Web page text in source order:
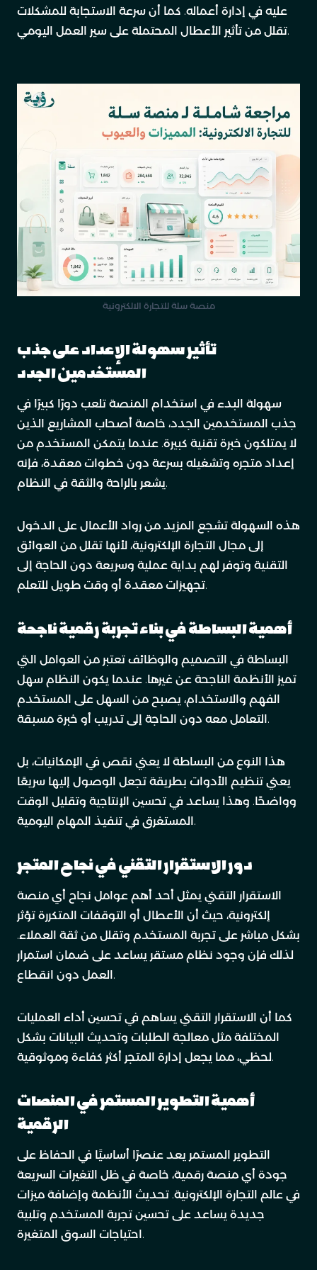
عليه في إدارة أعماله. كما أن سرعة الاستجابة للمشكلات
تقلل من تأثير الأعطال المحتملة على سير العمل اليومي.
منصة سلة للتجارة الالكترونية
تأثير سهولة الإعداد على جذب
المستخدمين الجدد
سهولة البدء في استخدام المنصة تلعب دورًا كبيرًا في
جذب المستخدمين الجدد، خاصة أصحاب المشاريع الذين
لا يمتلكون خبرة تقنية كبيرة. عندما يتمكن المستخدم من
إعداد متجره وتشغيله بسرعة دون خطوات معقدة، فإنه
يشعر بالراحة والثقة في النظام.
هذه السهولة تشجع المزيد من رواد الأعمال على الدخول
إلى مجال التجارة الإلكترونية، لأنها تقلل من العوائق
التقنية وتوفر لهم بداية عملية وسريعة دون الحاجة إلى
تجهيزات معقدة أو وقت طويل للتعلم.
أهمية البساطة في بناء تجربة رقمية ناجحة
البساطة في التصميم والوظائف تعتبر من العوامل التي
تميز الأنظمة الناجحة عن غيرها. عندما يكون النظام سهل
الفهم والاستخدام، يصبح من السهل على المستخدم
التعامل معه دون الحاجة إلى تدريب أو خبرة مسبقة.
هذا النوع من البساطة لا يعني نقص في الإمكانيات، بل
يعني تنظيم الأدوات بطريقة تجعل الوصول إليها سريعًا
وواضحًا. وهذا يساعد في تحسين الإنتاجية وتقليل الوقت
المستغرق في تنفيذ المهام اليومية.
دور الاستقرار التقني في نجاح المتجر
الاستقرار التقني يمثل أحد أهم عوامل نجاح أي منصة
إلكترونية، حيث أن الأعطال أو التوقفات المتكررة تؤثر
بشكل مباشر على تجربة المستخدم وتقلل من ثقة العملاء.
لذلك فإن وجود نظام مستقر يساعد على ضمان استمرار
العمل دون انقطاع.
كما أن الاستقرار التقني يساهم في تحسين أداء العمليات
المختلفة مثل معالجة الطلبات وتحديث البيانات بشكل
لحظي، مما يجعل إدارة المتجر أكثر كفاءة وموثوقية.
أهمية التطوير المستمر في المنصات
الرقمية
التطوير المستمر يعد عنصرًا أساسيًا في الحفاظ على
جودة أي منصة رقمية، خاصة في ظل التغيرات السريعة
في عالم التجارة الإلكترونية. تحديث الأنظمة وإضافة ميزات
جديدة يساعد على تحسين تجربة المستخدم وتلبية
احتياجات السوق المتغيرة.